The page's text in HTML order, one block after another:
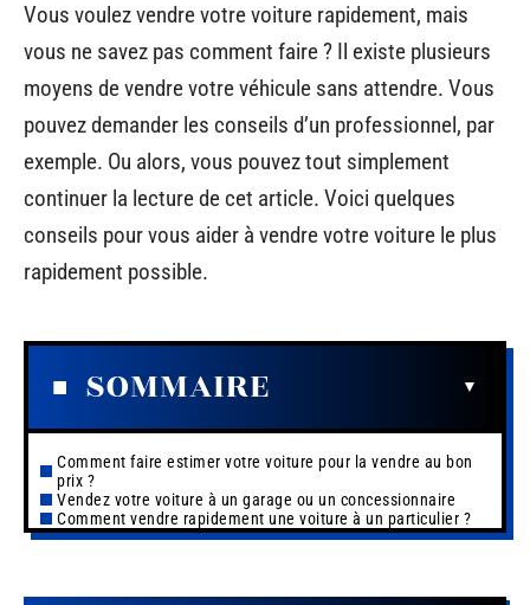
Vous voulez vendre votre voiture rapidement, mais
vous ne savez pas comment faire ? Il existe plusieurs
moyens de vendre votre véhicule sans attendre. Vous
pouvez demander les conseils d’un professionnel, par
exemple. Ou alors, vous pouvez tout simplement
continuer la lecture de cet article. Voici quelques
conseils pour vous aider à vendre votre voiture le plus
rapidement possible.
SOMMAIRE
Comment faire estimer votre voiture pour la vendre au bon
prix ?
Vendez votre voiture à un garage ou un concessionnaire
Comment vendre rapidement une voiture à un particulier ?